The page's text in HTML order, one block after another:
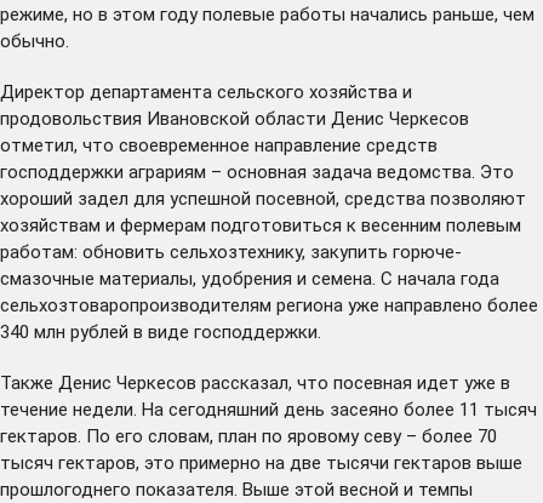
режиме, но в этом году полевые работы начались раньше, чем
обычно.
Директор департамента сельского хозяйства и
продовольствия Ивановской области Денис Черкесов
отметил, что своевременное направление средств
господдержки аграриям – основная задача ведомства. Это
хороший задел для успешной посевной, средства позволяют
хозяйствам и фермерам подготовиться к весенним полевым
работам: обновить сельхозтехнику, закупить горюче-
смазочные материалы, удобрения и семена. С начала года
сельхозтоваропроизводителям региона уже направлено более
340 млн рублей в виде господдержки.
Также Денис Черкесов рассказал, что посевная идет уже в
течение недели. На сегодняшний день засеяно более 11 тысяч
гектаров. По его словам, план по яровому севу – более 70
тысяч гектаров, это примерно на две тысячи гектаров выше
прошлогоднего показателя. Выше этой весной и темпы